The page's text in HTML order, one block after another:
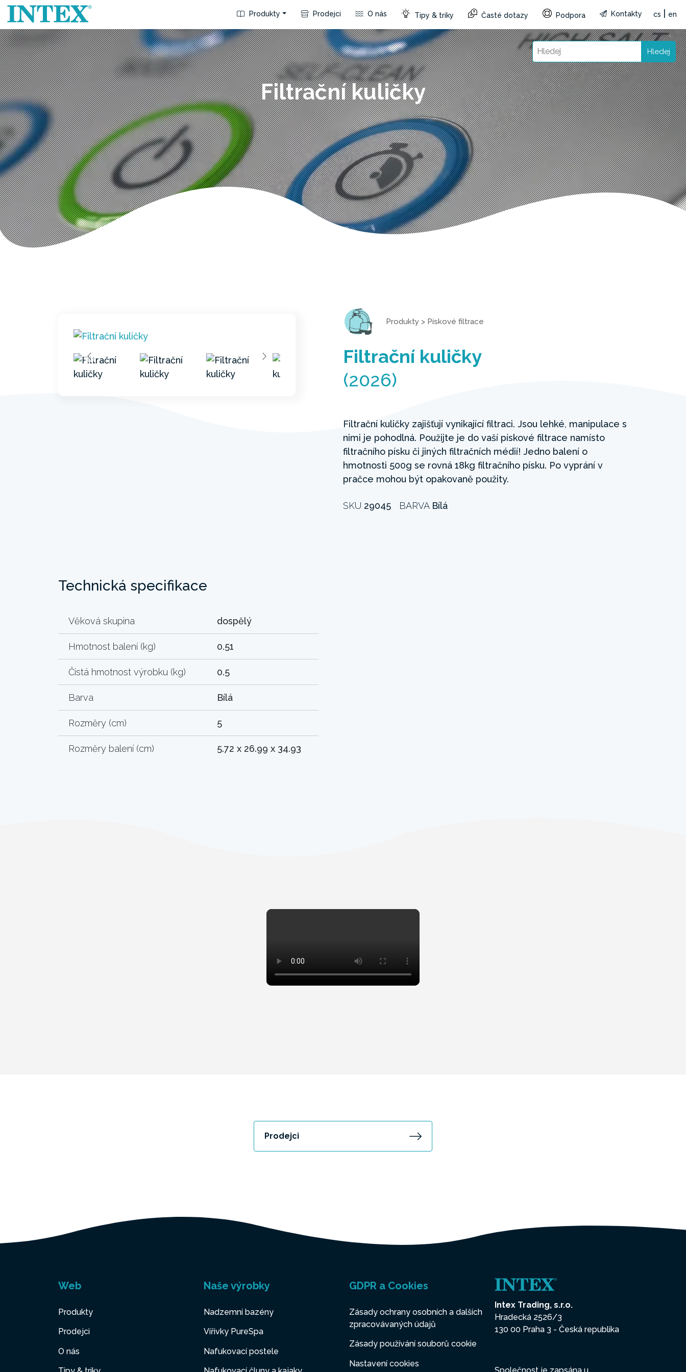
Produkty Prodejci O nás Tipy & triky Časté dotazy Podpora Kontakty cs en
Hledej
Filtrační kuličky
Produkty > Pískové filtrace
Filtrační kuličky
(2026)
Filtrační kuličky zajišťují vynikající filtraci. Jsou lehké, manipulace s
nimi je pohodlná. Použijte je do vaší pískové filtrace namísto
filtračního písku či jiných filtračních médií! Jedno balení o
hmotnosti 500g se rovná 18kg filtračního písku. Po vyprání v
pračce mohou být opakovaně použity.
SKU 29045 BARVA Bílá
Technická specifikace
Věková skupina dospělý
Hmotnost balení (kg) 0.51
Čistá hmotnost výrobku (kg) 0.5
Barva Bílá
Rozměry (cm) 5
Rozměry balení (cm) 5.72 x 26.99 x 34.93
Prodejci
Web
Produkty
Prodejci
O nás
Naše výrobky
Nadzemní bazény
Vířivky PureSpa
Nafukovací postele
GDPR a Cookies
Zásady ochrany osobních a dalších
zpracovávaných údajů
Zásady používání souborů cookie
Nastavení cookies
Intex Trading, s.r.o.
Hradecká 2526/3
130 00 Praha 3 - Česká republika